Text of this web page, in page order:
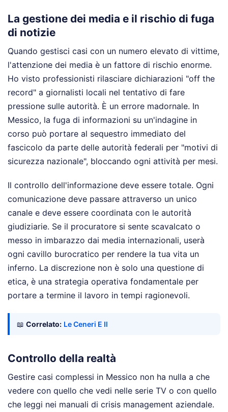
La gestione dei media e il rischio di fuga
di notizie
Quando gestisci casi con un numero elevato di vittime,
l'attenzione dei media è un fattore di rischio enorme.
Ho visto professionisti rilasciare dichiarazioni "off the
record" a giornalisti locali nel tentativo di fare
pressione sulle autorità. È un errore madornale. In
Messico, la fuga di informazioni su un'indagine in
corso può portare al sequestro immediato del
fascicolo da parte delle autorità federali per "motivi di
sicurezza nazionale", bloccando ogni attività per mesi.
Il controllo dell'informazione deve essere totale. Ogni
comunicazione deve passare attraverso un unico
canale e deve essere coordinata con le autorità
giudiziarie. Se il procuratore si sente scavalcato o
messo in imbarazzo dai media internazionali, userà
ogni cavillo burocratico per rendere la tua vita un
inferno. La discrezione non è solo una questione di
etica, è una strategia operativa fondamentale per
portare a termine il lavoro in tempi ragionevoli.
📖 Correlato: Le Ceneri E Il
Controllo della realtà
Gestire casi complessi in Messico non ha nulla a che
vedere con quello che vedi nelle serie TV o con quello
che leggi nei manuali di crisis management aziendale.